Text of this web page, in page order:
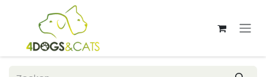
Overslaan naar inhoud